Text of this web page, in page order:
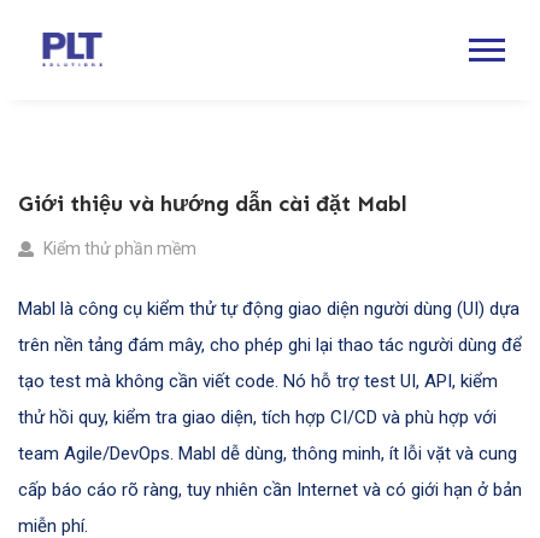
Giới thiệu và hướng dẫn cài đặt Mabl
Kiểm thử phần mềm
Mabl là công cụ kiểm thử tự động giao diện người dùng (UI) dựa
trên nền tảng đám mây, cho phép ghi lại thao tác người dùng để
tạo test mà không cần viết code. Nó hỗ trợ test UI, API, kiểm
thử hồi quy, kiểm tra giao diện, tích hợp CI/CD và phù hợp với
team Agile/DevOps. Mabl dễ dùng, thông minh, ít lỗi vặt và cung
cấp báo cáo rõ ràng, tuy nhiên cần Internet và có giới hạn ở bản
miễn phí.